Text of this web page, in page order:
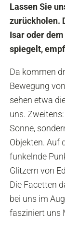
Lassen Sie
zurückholen.
Isar oder
spiegelt,
Da kommen
Bewegung
sehen etwa
uns.
Sonne,
Objekten. Auf
funkelnde
Glitzern von
Die Facetten
bei uns im
fasziniert uns